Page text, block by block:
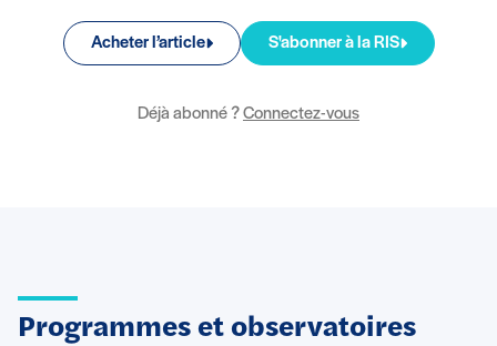
Acheter l’article S'abonner à la RIS
Déjà abonné ?Connectez-vous
Programmes et observatoires